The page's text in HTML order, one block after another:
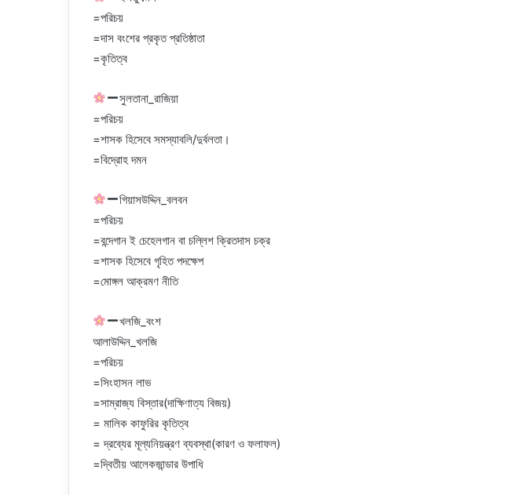
=পরিচয়
=দাস বংশের প্রকৃত প্রতিষ্ঠাতা
=কৃতিত্ব
সুলতানা_রাজিয়া
=পরিচয়
=শাসক হিসেবে সমস্যাবলি/দুর্বলতা।
=বিদ্রোহ দমন
গিয়াসউদ্দিন_বলবন
=পরিচয়
=বন্দেগান ই চেহেলগান বা চল্লিশ ক্রিতদাস চক্র
=শাসক হিসেবে গৃহিত পদক্ষেপ
=মোঙ্গল আক্রমণ নীতি
খলজি_বংশ
আলাউদ্দিন_খলজি
=পরিচয়
=সিংহাসন লাভ
=সাম্রাজ্য বিস্তার(দাক্ষিণাত্য বিজয়)
= মালিক কাফুরির কৃতিত্ব
= দ্রব্যের মূল্যনিয়ন্ত্রণ ব্যবস্থা(কারণ ও ফলাফল)
=দ্বিতীয় আলেকজান্ডার উপাধি